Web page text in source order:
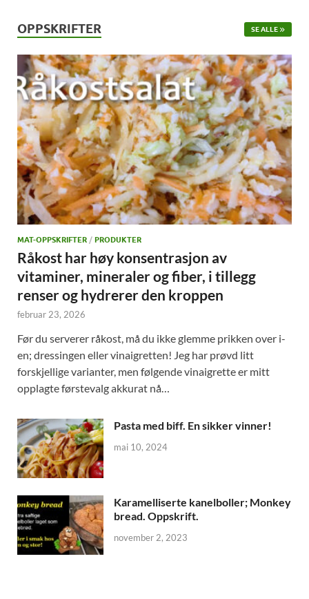
OPPSKRIFTER SE ALLE
MAT-OPPSKRIFTER / PRODUKTER
Råkost har høy konsentrasjon av
vitaminer, mineraler og fiber, i tillegg
renser og hydrerer den kroppen
februar 23, 2026
Før du serverer råkost, må du ikke glemme prikken over i-
en; dressingen eller vinaigretten! Jeg har prøvd litt
forskjellige varianter, men følgende vinaigrette er mitt
opplagte førstevalg akkurat nå…
Pasta med biff. En sikker vinner!
mai 10, 2024
Karamelliserte kanelboller; Monkey
bread. Oppskrift.
november 2, 2023